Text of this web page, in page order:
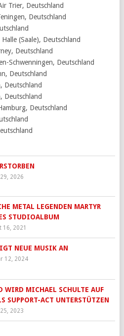
Trier, Deutschland
Deutschland
(Saale), Deutschland
Deutschland
Schwenningen, Deutschland
Deutschland
Deutschland
Deutschland
Deutschland
29, 2026
METAL LEGENDEN MARTYR
STUDIOALBUM
16, 2021
NEUE MUSIK AN
12, 2024
WIRD MICHAEL SCHULTE AUF
SUPPORT-ACT UNTERSTÜTZEN
25, 2023